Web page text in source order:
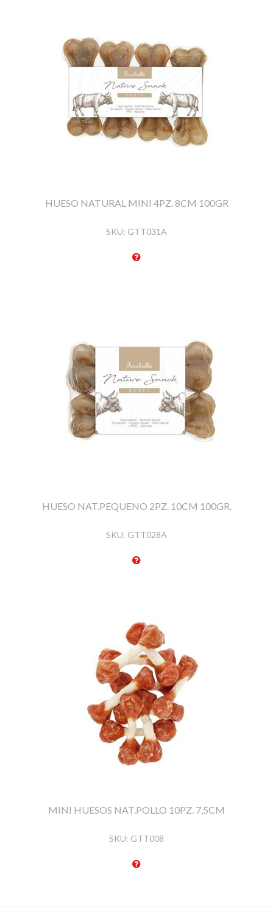
HUESO NATURAL MINI 4PZ. 8CM 100GR
SKU: GTT031A
HUESO NAT.PEQUENO 2PZ. 10CM 100GR.
SKU: GTT028A
MINI HUESOS NAT.POLLO 10PZ. 7,5CM
SKU: GTT008